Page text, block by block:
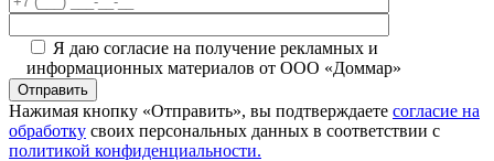
Я даю согласие на получение рекламных и
информационных материалов от ООО «Доммар»
Отправить
Нажимая кнопку «Отправить», вы подтверждаете согласие на
обработку своих персональных данных в соответствии с
политикой конфиденциальности.